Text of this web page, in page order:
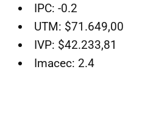
IPC: -0.2
UTM: $71.649,00
IVP: $42.233,81
Imacec: 2.4